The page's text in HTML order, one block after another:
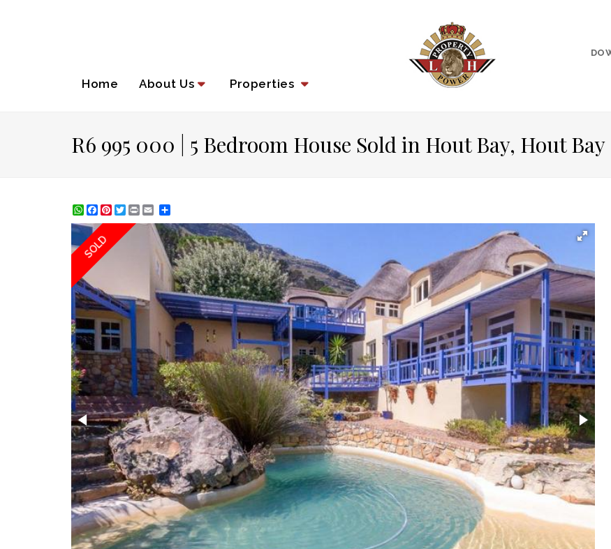
Home About Us Properties
R6 995 000 | 5 Bedroom House Sold in Hout Bay, Hout Bay
WhatsApp
Facebook
Pinterest
Twitter
Print
SOLD